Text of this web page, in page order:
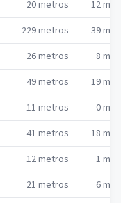
20metros 12
229metros 39
26metros 8
49metros 19
11 metros 0
41 metros 18
12metros 1
21 metros 6